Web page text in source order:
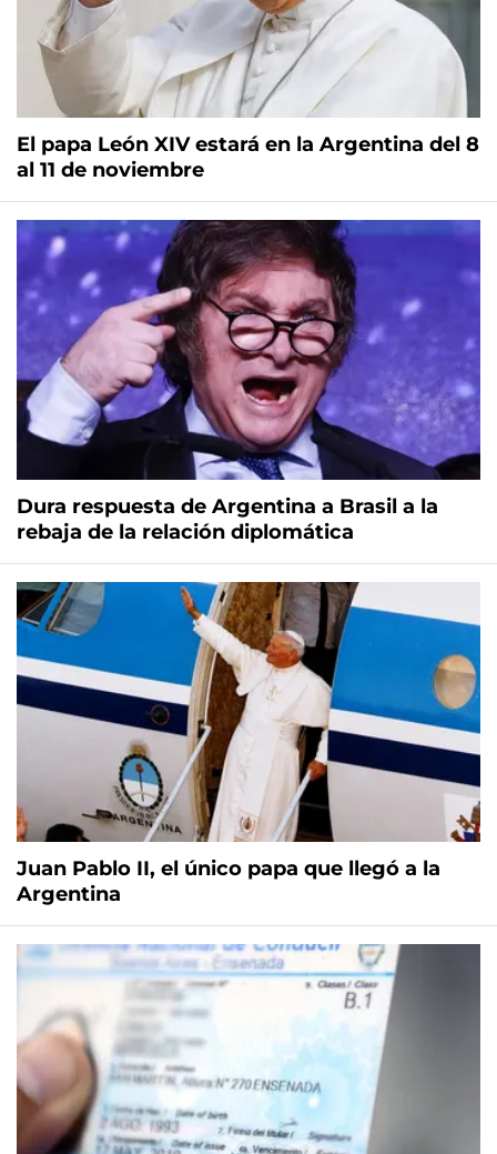
El papa León XIV estará en la Argentina del 8
al 11 de noviembre
Dura respuesta de Argentina a Brasil a la
rebaja de la relación diplomática
Juan Pablo II, el único papa que llegó a la
Argentina